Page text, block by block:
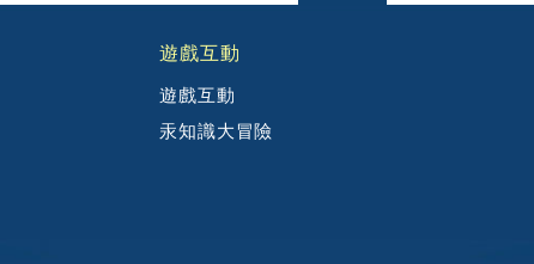
遊戲互動
遊戲互動
汞知識大冒險